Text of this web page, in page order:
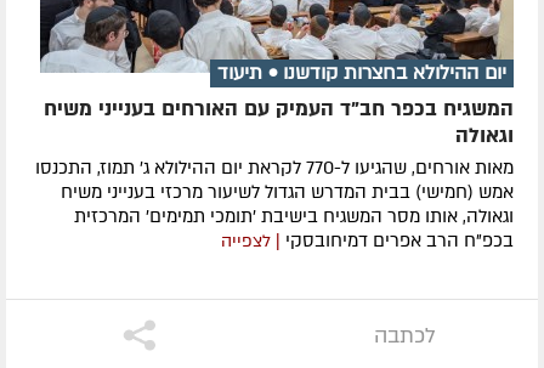
יום ההילולא בחצרות קודשנו • תיעוד
המשגיח בכפר חב"ד העמיק עם האורחים בענייני משיח
וגאולה
מאות אורחים, שהגיעו ל-770 לקראת יום ההילולא ג' תמוז, התכנסו
אמש (חמישי) בבית המדרש הגדול לשיעור מרכזי בענייני משיח
וגאולה, אותו מסר המשגיח בישיבת 'תומכי תמימים' המרכזית
בכפ"ח הרב אפרים דמיחובסקי | לצפייה
לכתבה